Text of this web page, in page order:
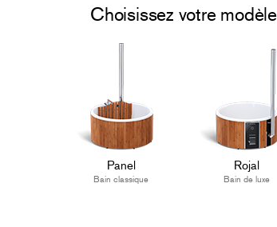
Choisissez votre modèle
Panel
Bain classique
Rojal
Bain de luxe